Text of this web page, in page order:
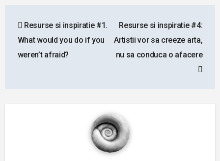
navigation
Resurse si inspiratie #1.
What would you do if you
weren’t afraid?
Resurse si inspiratie #4:
Artistii vor sa creeze arta,
nu sa conduca o afacere